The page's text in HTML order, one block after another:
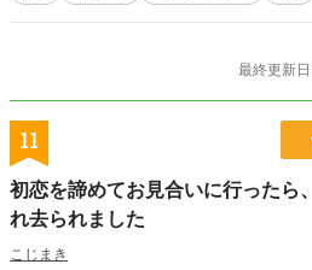
最終更新
11
初恋を諦めてお見合いに行ったら
れ去られました
こじまき